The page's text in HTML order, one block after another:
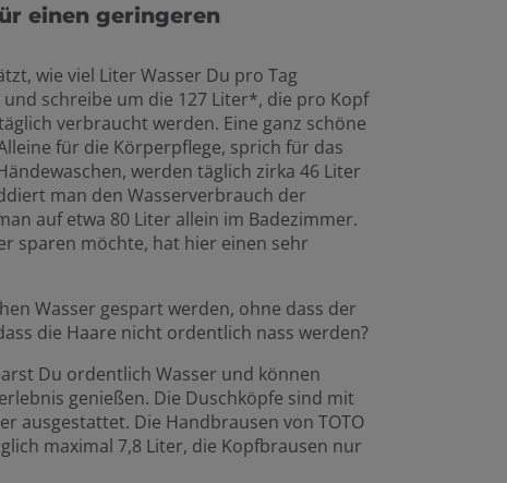
einen geringeren
wie viel Liter Wasser Du pro Tag
und schreibe um die 127 Liter*, die pro Kopf
verbraucht werden. Eine ganz schöne
für die Körperpflege, sprich für das
werden täglich zirka 46 Liter
man den Wasserverbrauch der
auf etwa 80 Liter allein im Badezimmer.
sparen möchte, hat hier einen sehr
Wasser gespart werden, ohne dass der
die Haare nicht ordentlich nass werden?
Du ordentlich Wasser und können
genießen. Die Duschköpfe sind mit
ausgestattet. Die Handbrausen von TOTO
maximal 7,8 Liter, die Kopfbrausen nur